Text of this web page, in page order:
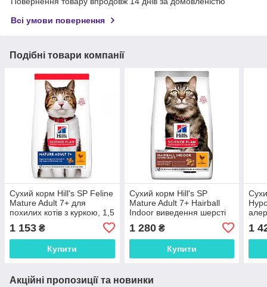
Всі умови повернення
Подібні товари компанії
Сухий корм Hill's SP Feline
Mature Adult 7+ для
похилих котів з куркою, 1,5
1 153 ₴
Купити
Сухий корм Hill's SP
Mature Adult 7+ Hairball
Indoor виведення шерсті
куркою, 1,5 кг
1 280₴
Купити
1
Акційні пропозиції та новинки